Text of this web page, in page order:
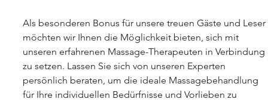
Als besonderen Bonus für unsere treuen Gäste und Leser
möchten wir Ihnen die Möglichkeit bieten, sich mit
unseren erfahrenen Massage-Therapeuten in Verbindung
zu setzen. Lassen Sie sich von unseren Experten
persönlich beraten, um die ideale Massagebehandlung
für Ihre individuellen Bedürfnisse und Vorlieben zu